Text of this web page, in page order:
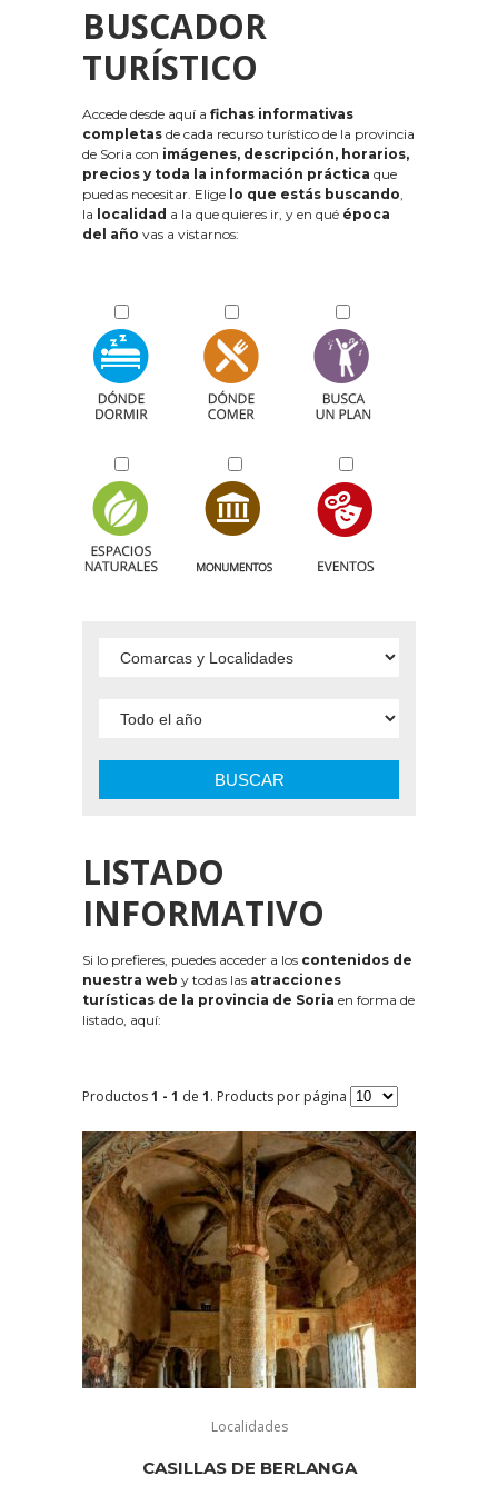
BUSCADOR
TURÍSTICO
Accede desde aquí a fichas informativas
completas de cada recurso turístico de la provincia
de Soria con imágenes, descripción, horarios,
precios y toda la información práctica que
puedas necesitar. Elige lo que estás buscando,
la localidad a la que quieres ir, y en qué época
del año vas a vistarnos:
BUSCAR
LISTADO
INFORMATIVO
Si lo prefieres, puedes acceder a los contenidos de
nuestra web y todas las atracciones
turísticas de la provincia de Soria en forma de
listado, aquí:
Productos1 - 1 de 1. Products por página
Localidades
CASILLAS DE BERLANGA